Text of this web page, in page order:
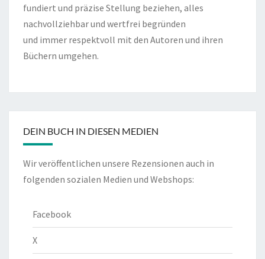
fundiert und präzise Stellung beziehen, alles
nachvollziehbar und wertfrei begründen
und immer respektvoll mit den Autoren und ihren
Büchern umgehen.
DEIN BUCH IN DIESEN MEDIEN
Wir veröffentlichen unsere Rezensionen auch in
folgenden sozialen Medien und Webshops:
Facebook
X